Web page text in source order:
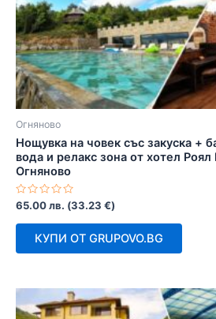
Огняново
Нощувка на човек със закуска +
вода и релакс зона от хотел
Огняново
Оценено
0
65.00лв. (33.23 €)
КУПИ ОТ GRUPOVO.BG